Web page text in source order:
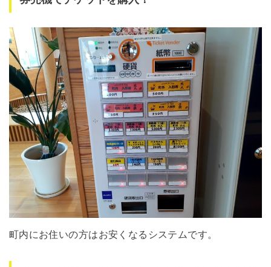
町内にお住いの方はお安くなるシステムです。